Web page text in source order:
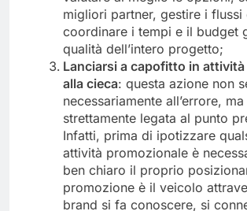
migliori partner, gestire i
coordinare i tempi e il budget
qualità dell’intero progetto;
Lanciarsi a capofitto in
alla cieca: questa azione non
necessariamente all’errore, ma
strettamente legata al punto
Infatti, prima di ipotizzare
attività promozionale è
ben chiaro il proprio
promozione è il veicolo
brand si fa conoscere, si